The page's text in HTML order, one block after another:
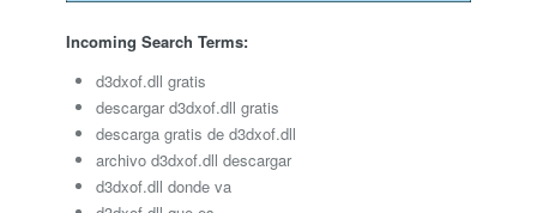
Incoming Search Terms:
d3dxof.dll gratis
descargar d3dxof.dll gratis
descarga gratis de d3dxof.dll
archivo d3dxof.dll descargar
d3dxof.dll donde va